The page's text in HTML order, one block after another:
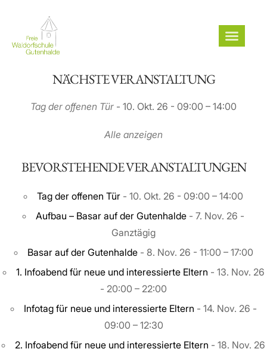
NÄCHSTE VERANSTALTUNG
Tag der offenen Tür - 10. Okt. 26 - 09:00 – 14:00
Alle anzeigen
BEVORSTEHENDE VERANSTALTUNGEN
Tag der offenen Tür - 10. Okt. 26 - 09:00 – 14:00
Aufbau – Basar auf der Gutenhalde - 7. Nov. 26 -
Ganztägig
Basar auf der Gutenhalde- 8. Nov. 26 - 11:00 – 17:00
1. Infoabend für neue und interessierte Eltern - 13. Nov. 26
- 20:00 – 22:00
Infotag für neue und interessierte Eltern - 14. Nov. 26 -
09:00 – 12:30
2. Infoabend für neue und interessierte Eltern - 18. Nov. 26